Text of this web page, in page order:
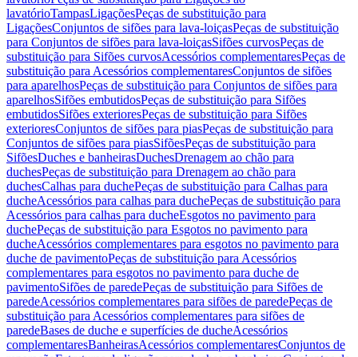
lavatórioTampasLigaçõesPeças de substituição para
LigaçõesConjuntos de sifões para lava-loiçasPeças de substituição
para Conjuntos de sifões para lava-loiçasSifões curvosPeças de
substituição para Sifões curvosAcessórios complementaresPeças de
substituição para Acessórios complementaresConjuntos de sifões
para aparelhosPeças de substituição para Conjuntos de sifões para
aparelhosSifões embutidosPeças de substituição para Sifões
embutidosSifões exterioresPeças de substituição para Sifões
exterioresConjuntos de sifões para piasPeças de substituição para
Conjuntos de sifões para piasSifõesPeças de substituição para
SifõesDuches e banheirasDuchesDrenagem ao chão para
duchesPeças de substituição para Drenagem ao chão para
duchesCalhas para duchePeças de substituição para Calhas para
ducheAcessórios para calhas para duchePeças de substituição para
Acessórios para calhas para ducheEsgotos no pavimento para
duchePeças de substituição para Esgotos no pavimento para
ducheAcessórios complementares para esgotos no pavimento para
duche de pavimentoPeças de substituição para Acessórios
complementares para esgotos no pavimento para duche de
pavimentoSifões de paredePeças de substituição para Sifões de
paredeAcessórios complementares para sifões de paredePeças de
substituição para Acessórios complementares para sifões de
paredeBases de duche e superfícies de ducheAcessórios
complementaresBanheirasAcessórios complementaresConjuntos de